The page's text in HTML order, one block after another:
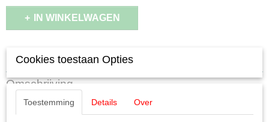
IN WINKELWAGEN
Specificaties
Productcode leverancier
E176728
Schaal
H0 (1:87)
Omschrijving
Märklin E176728 Dak köff
Cookies toestaan Opties
Toestemming Details Over